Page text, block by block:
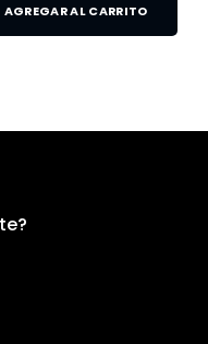
AGREGAR AL CARRITO